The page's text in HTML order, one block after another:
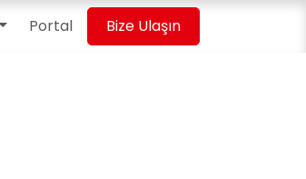
Portal Bize Ulaşın